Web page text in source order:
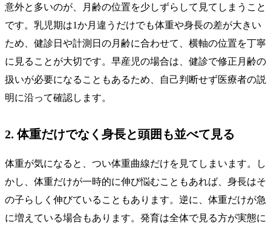
意外と多いのが、月齢の位置を少しずらして見てしまうこと
です。乳児期は1か月違うだけでも体重や身長の差が大きい
ため、健診日や計測日の月齢に合わせて、横軸の位置を丁寧
に見ることが大切です。早産児の場合は、健診で修正月齢の
扱いが必要になることもあるため、自己判断せず医療者の説
明に沿って確認します。
2. 体重だけでなく身長と頭囲も並べて見る
体重が気になると、つい体重曲線だけを見てしまいます。し
かし、体重だけが一時的に伸び悩むこともあれば、身長はそ
の子らしく伸びていることもあります。逆に、体重だけが急
に増えている場合もあります。発育は全体で見る方が実態に